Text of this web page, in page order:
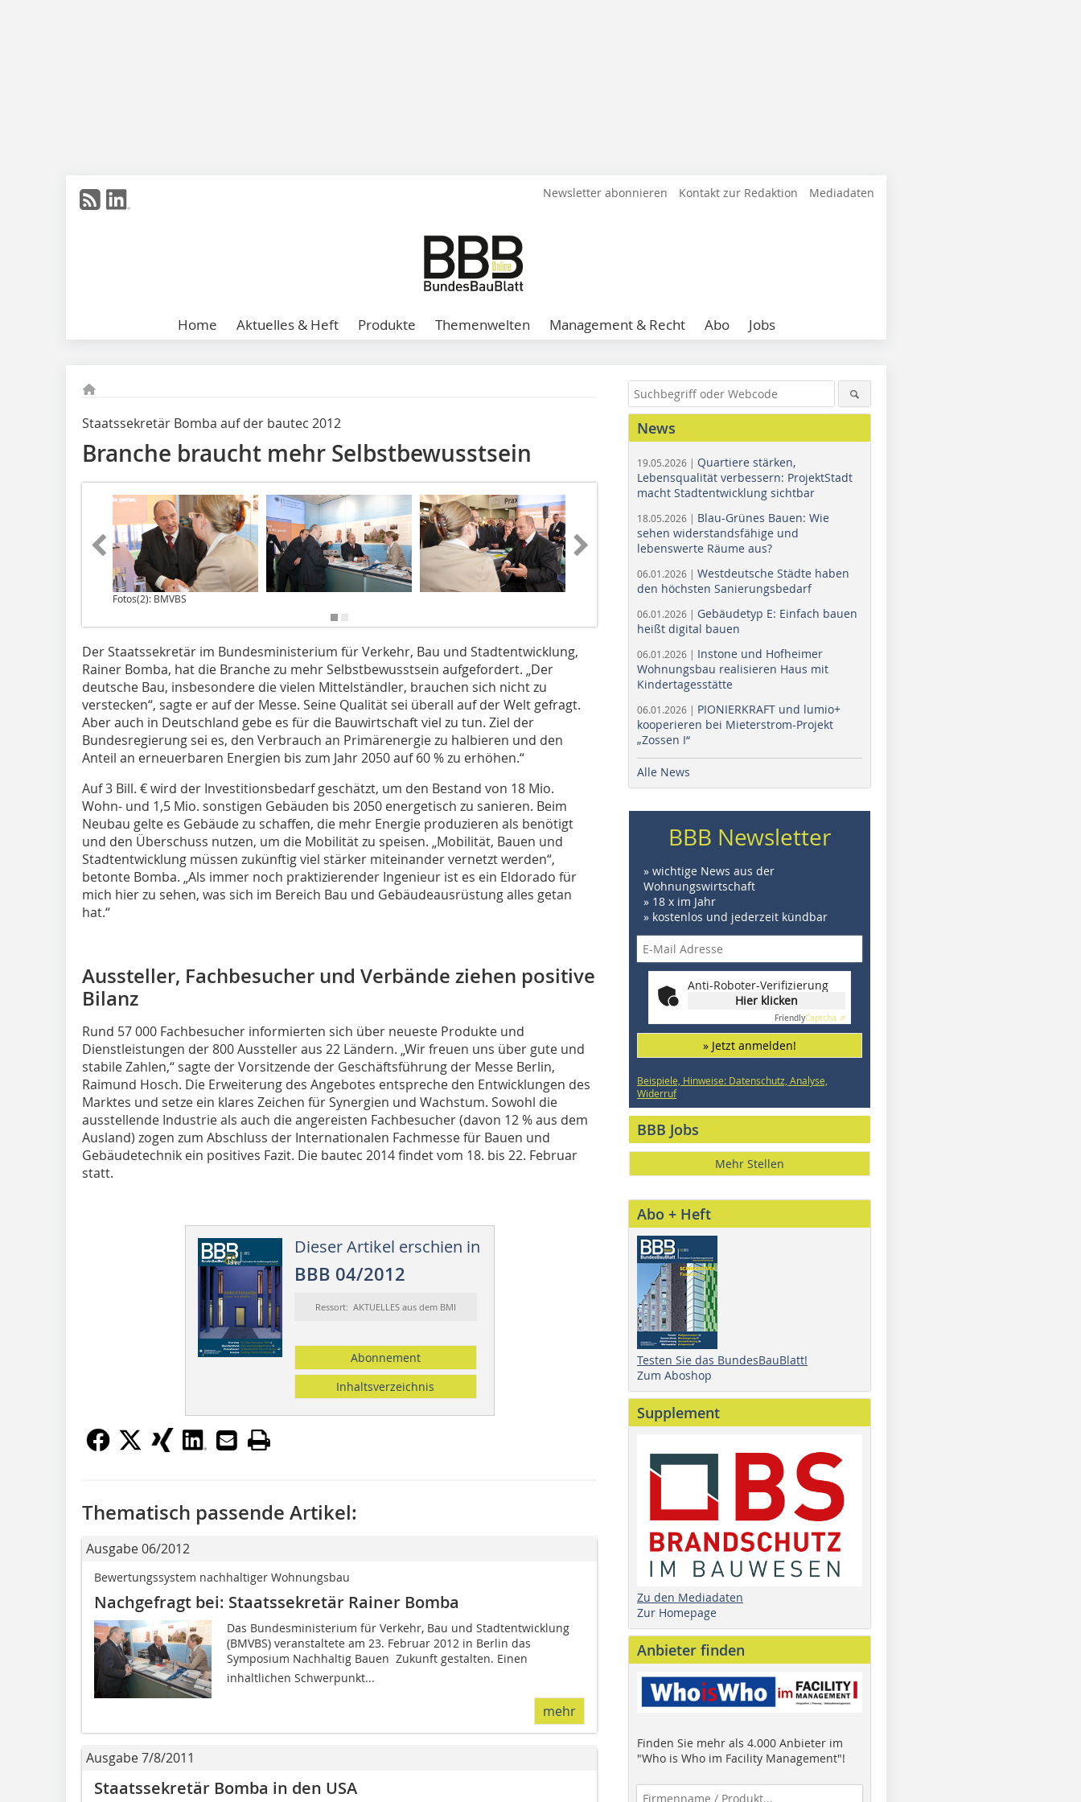
Newsletter abonnieren Kontakt zur Redaktion Mediadaten
Home Aktuelles & Heft Produkte Themenwelten Management & Recht Abo Jobs
Staatssekretär Bomba auf der bautec 2012
Branche braucht mehr Selbstbewusstsein
Fotos(2): BMVBS
Der Staatssekretär im Bundesministerium für Verkehr, Bau und Stadtentwicklung,
Rainer Bomba, hat die Branche zu mehr Selbstbewusstsein aufgefordert. „Der
deutsche Bau, insbesondere die vielen Mittelständler, brauchen sich nicht zu
verstecken“, sagte er auf der Messe. Seine Qualität sei überall auf der Welt gefragt.
Aber auch in Deutschland gebe es für die Bauwirtschaft viel zu tun. Ziel der
Bundesregierung sei es, den Verbrauch an Primärenergie zu halbieren und den
Anteil an erneuerbaren Energien bis zum Jahr 2050 auf 60 % zu erhöhen.“
Auf 3 Bill. € wird der Investitionsbedarf ge­­schätzt, um den Bestand von 18 Mio.
Wohn- und 1,5 Mio. sonstigen Gebäuden bis 2050 energetisch zu sanieren. Beim
Neubau gelte es Gebäude zu schaffen, die mehr Energie produzieren als benötigt
und den Überschuss nutzen, um die Mobilität zu speisen. „Mobilität, Bauen und
Stadtentwicklung müssen zukünftig viel stärker miteinander vernetzt werden“,
betonte Bomba. „Als immer noch praktizierender Ingenieur ist es ein Eldorado für
mich hier zu sehen, was sich im Bereich Bau und Gebäudeausrüstung alles getan
hat.“
Aussteller, Fachbesucher und Verbände ziehen positive
Bilanz
Rund 57 000 Fachbesucher informierten sich über neueste Produkte und
Dienstleistungen der 800 Aussteller aus 22 Ländern. „Wir freuen uns über gute und
stabile Zahlen,“ sagte der Vorsitzende der Geschäftsführung der Messe Berlin,
Raimund Hosch. Die Erweiterung des Angebotes entspreche den Entwicklungen des
Marktes und setze ein klares Zeichen für Synergien und Wachstum. Sowohl die
ausstellende Industrie als auch die angereisten Fachbesucher (davon 12 % aus dem
Ausland) zogen zum Abschluss der Internationalen Fachmesse für Bauen und
Gebäudetechnik ein positives Fazit. Die bautec 2014 findet vom 18. bis 22. Februar
statt.
Dieser Artikel erschien in
BBB 04/2012
Ressort: AKTUELLES aus dem BMI
Abonnement
Inhaltsverzeichnis
Thematisch passende Artikel:
Ausgabe 06/2012
Bewertungssystem nachhaltiger Wohnungsbau
Nachgefragt bei: Staatssekretär Rainer Bomba
Das Bundesministerium für Verkehr, Bau und Stadtentwicklung
(BMVBS) veranstaltete am 23. Februar 2012 in Berlin das
Symposium Nachhaltig Bauen  Zukunft gestalten. Einen
inhaltlichen Schwerpunkt...
mehr
Ausgabe 7/8/2011
Staatssekretär Bomba in den USA
News
19.05.2026 | Quartiere stärken,
Lebensqualität verbessern: ProjektStadt
macht Stadtentwicklung sichtbar
18.05.2026 | Blau-Grünes Bauen: Wie
sehen widerstandsfähige und
lebenswerte Räume aus?
06.01.2026 | Westdeutsche Städte haben
den höchsten Sanierungsbedarf
06.01.2026 | Gebäudetyp E: Einfach bauen
heißt digital bauen
06.01.2026 | Instone und Hofheimer
Wohnungsbau realisieren Haus mit
Kindertagesstätte
06.01.2026 | PIONIERKRAFT und lumio+
kooperieren bei Mieterstrom-Projekt
„Zossen I“
Alle News
BBB Newsletter
» wichtige News aus der
Wohnungswirtschaft
» 18 x im Jahr
» kostenlos und jederzeit kündbar
Anti-Roboter-Verifizierung
Hier klicken
FriendlyCaptcha ⇗
» Jetzt anmelden!
Beispiele, Hinweise: Datenschutz, Analyse,
Widerruf
BBB Jobs
Mehr Stellen
Abo + Heft
Testen Sie das BundesBauBlatt!
Zum Aboshop
Supplement
Zu den Mediadaten
Zur Homepage
Anbieter finden
Finden Sie mehr als 4.000 Anbieter im
"Who is Who im Facility Management"!